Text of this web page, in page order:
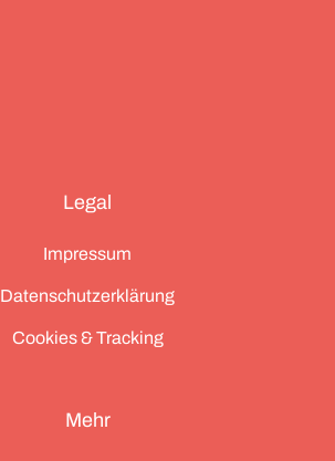
Legal
Impressum
Datenschutzerklärung
Cookies & Tracking
Mehr